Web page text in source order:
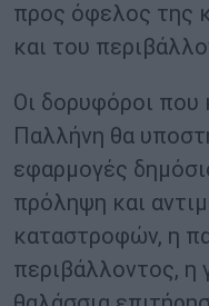
προς όφελος της
και του
Οι δορυφόροι που
Παλλήνη θα
εφαρμογές
πρόληψη και
καταστροφών, η
περιβάλλοντος, η